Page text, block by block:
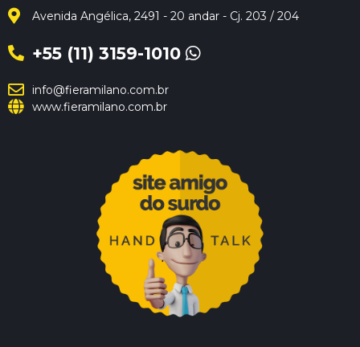
Avenida Angélica, 2491 - 20 andar - Cj. 203 / 204
+55 (11) 3159-1010
info@fieramilano.com.br
www.fieramilano.com.br